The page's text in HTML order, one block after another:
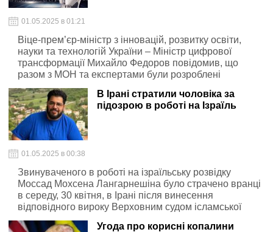
01.05.2025 в 01:21
Віце-прем’єр-міністр з інновацій, розвитку освіти,
науки та технологій України – Міністр цифрової
трансформації Михайло Федоров повідомив, що
разом з МОН та експертами були розроблені
рекомендації для ЗВО з використання ШІ
В Ірані стратили чоловіка за
підозрою в роботі на Ізраїль
01.05.2025 в 00:38
Звинуваченого в роботі на ізраїльську розвідку
Моссад Мохсена Лангарнешіна було страчено вранці
в середу, 30 квітня, в Ірані після винесення
відповідного вироку Верховним судом ісламської
республіки
Угода про корисні копалини